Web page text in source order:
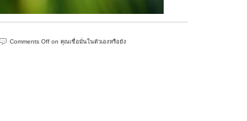
Comments Off on คุณเชื่อมั่นในตัวเองหรือยัง